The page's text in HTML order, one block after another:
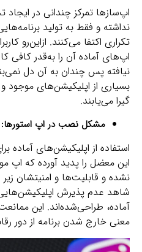
اپ‌سازها تمرکز چندانی در ایجاد
نداشته و فقط به تولید
تکراری اکتفا می‌کنند. ازاین‌رو
اپ‌های آماده آن را به‌قدر کافی
نیافته پس چندان به آن دل
بسیاری از اپلیکیشن‌های موجود
گیرا می‌یابند.
مشکل نصب در اپ استورها:
استفاده از اپلیکیشن‌های آماده
این معضل را پدید آورده که اپ
نشده و قابلیت‌ها و امنیتشان
شاهد عدم پذیرش
آماده، طراحی‌شده‌اند. این
معنی خارج شدن برنامه از دور